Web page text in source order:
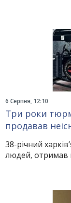
6 Серпня, 12:10
Три роки
продавав
38-річний
людей, отримав